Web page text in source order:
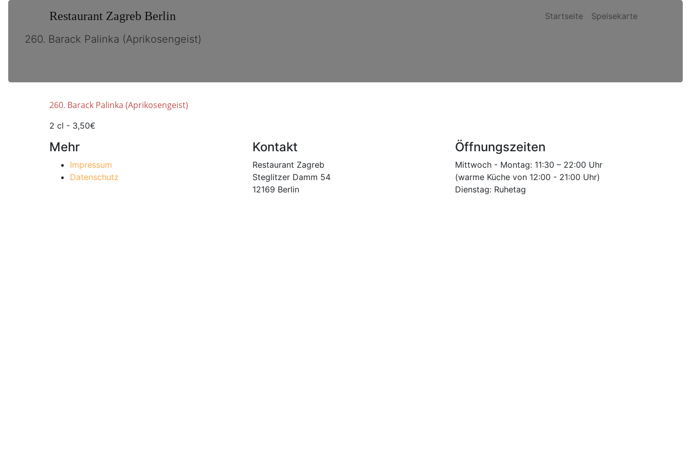
Restaurant Zagreb Berlin Startseite Speisekarte
260. Barack Palinka (Aprikosengeist)
260. Barack Palinka (Aprikosengeist)
2 cl - 3,50€
Mehr
Impressum
Datenschutz
Kontakt
Restaurant Zagreb
Steglitzer Damm 54
12169 Berlin
Öffnungszeiten
Mittwoch - Montag: 11:30 – 22:00 Uhr
(warme Küche von 12:00 - 21:00 Uhr)
Dienstag: Ruhetag